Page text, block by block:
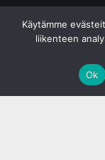
Käytämme
liikenteen
Ok